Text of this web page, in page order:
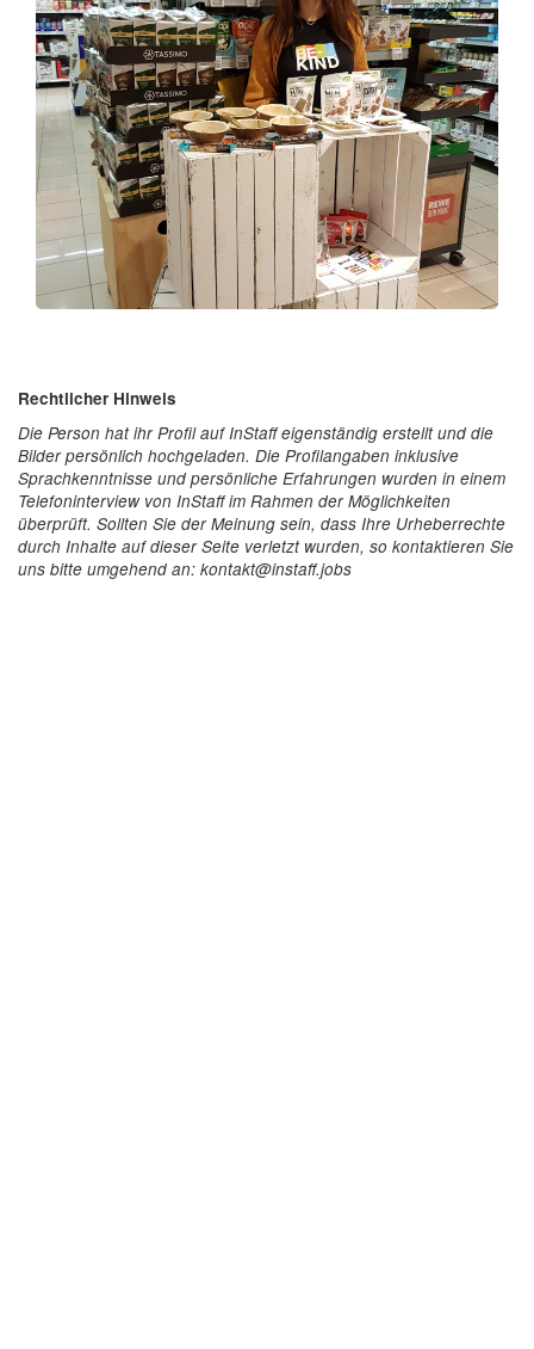
Rechtlicher Hinweis
Die Person hat ihr Profil auf InStaff eigenständig erstellt und die
Bilder persönlich hochgeladen. Die Profilangaben inklusive
Sprachkenntnisse und persönliche Erfahrungen wurden in einem
Telefoninterview von InStaff im Rahmen der Möglichkeiten
überprüft. Sollten Sie der Meinung sein, dass Ihre Urheberrechte
durch Inhalte auf dieser Seite verletzt wurden, so kontaktieren Sie
uns bitte umgehend an: kontakt@instaff.jobs